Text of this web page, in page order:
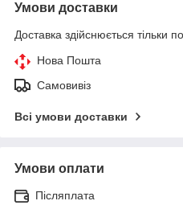
Умови доставки
Доставка здійснюється тільки
Нова Пошта
Самовивіз
Всі умови доставки
Умови оплати
Післяплата